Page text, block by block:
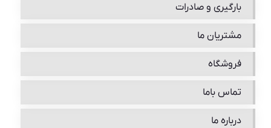
بارگیری و صادرات
مشتریان ما
فروشگاه
تماس باما
درباره ما